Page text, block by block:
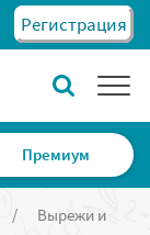
Регистрация
Премиум
/
Вырежи и